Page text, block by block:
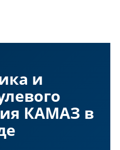
и
КАМАЗ в